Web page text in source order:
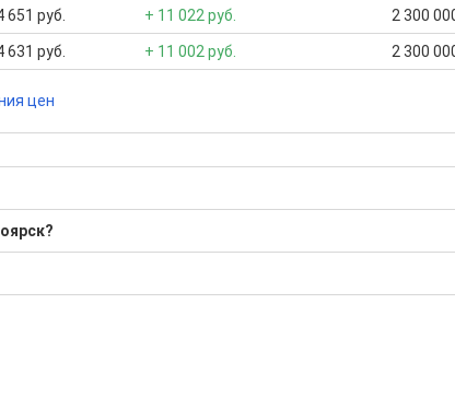
651 руб. + 11 022 руб. 2 300
631 руб. + 11 002 руб. 2 300
цен
5 700 000 Р